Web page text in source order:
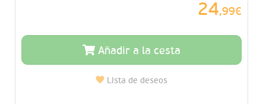
24,99€
Añadir a la cesta
Lista de deseos